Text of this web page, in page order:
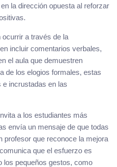
la dirección opuesta al reforzar
a través de la
incluir comentarios verbales,
el aula que demuestren
de los elogios formales, estas
incrustadas en las
a los estudiantes más
envía un mensaje de que todas
profesor que reconoce la mejora
que el esfuerzo es
los pequeños gestos, como